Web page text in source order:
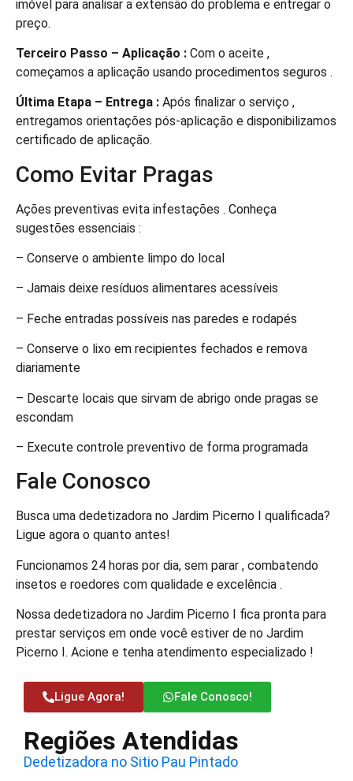
imóvel para analisar a extensão do problema e entregar o
preço.
Terceiro Passo – Aplicação : Com o aceite ,
começamos a aplicação usando procedimentos seguros .
Última Etapa – Entrega : Após finalizar o serviço ,
entregamos orientações pós-aplicação e disponibilizamos
certificado de aplicação.
Como Evitar Pragas
Ações preventivas evita infestações . Conheça
sugestões essenciais :
– Conserve o ambiente limpo do local
– Jamais deixe resíduos alimentares acessíveis
– Feche entradas possíveis nas paredes e rodapés
– Conserve o lixo em recipientes fechados e remova
diariamente
– Descarte locais que sirvam de abrigo onde pragas se
escondam
– Execute controle preventivo de forma programada
Fale Conosco
Busca uma dedetizadora no Jardim Picerno I qualificada?
Ligue agora o quanto antes!
Funcionamos 24 horas por dia, sem parar , combatendo
insetos e roedores com qualidade e excelência .
Nossa dedetizadora no Jardim Picerno I fica pronta para
prestar serviços em onde você estiver de no Jardim
Picerno I. Acione e tenha atendimento especializado !
Ligue Agora! Fale Conosco!
Regiões Atendidas
Dedetizadora no Sitio Pau Pintado